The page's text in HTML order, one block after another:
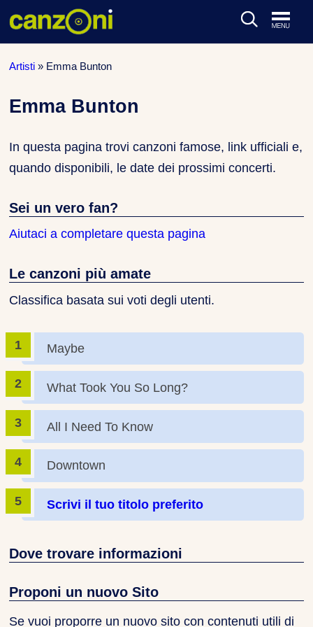
Artisti» Emma Bunton
Emma Bunton
In questa pagina trovi canzoni famose, link ufficiali e,
quando disponibili, le date dei prossimi concerti.
Sei un vero fan?
Aiutaci a completare questa pagina
Le canzoni più amate
Classifica basata sui voti degli utenti.
Maybe
What Took You So Long?
All I Need To Know
Downtown
Scrivi il tuo titolo preferito
Dove trovare informazioni
Proponi un nuovo Sito
Se vuoi proporre un nuovo sito con contenuti utili di